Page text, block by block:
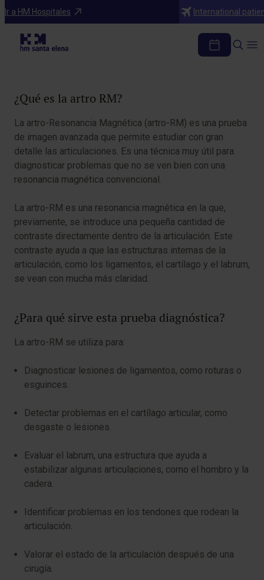
Ir a HM Hospitales International
Diagnosticos
Artro RM
¿Qué es la artro RM?
La artro-Resonancia Magnética (artro-RM) es una prueba
de imagen avanzada que permite estudiar con gran
detalle las articulaciones. Es una técnica muy útil para
diagnosticar problemas que no se ven bien con una
resonancia magnética convencional.
La artro-RM es una resonancia magnética en la que,
previamente, se introduce una pequeña cantidad de
contraste directamente dentro de la articulación. Este
contraste ayuda a que las estructuras internas de la
articulación, como los ligamentos, el cartílago y el labrum,
se vean con mucha más claridad.
¿Para qué sirve esta prueba diagnóstica?
La artro-RM se utiliza para:
Diagnosticar lesiones de ligamentos, como roturas o
esguinces.
Detectar problemas en el cartílago articular, como
desgaste o lesiones.
Evaluar el labrum, una estructura que ayuda a
estabilizar algunas articulaciones, como el hombro y la
cadera.
Identificar problemas en los tendones que rodean la
articulación.
Valorar el estado de la articulación después de una
cirugía.